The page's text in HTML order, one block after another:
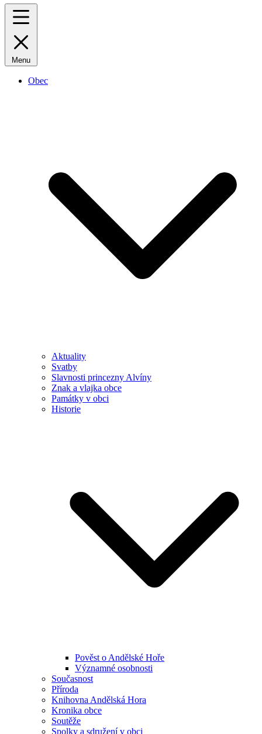
Menu
Obec
Aktuality
Svatby
Slavnosti princezny Alvíny
Znak a vlajka obce
Památky v obci
Historie
Pověst o Andělské Hoře
Významné osobnosti
Současnost
Příroda
Knihovna Andělská Hora
Kronika obce
Soutěže
Spolky a sdružení v obci